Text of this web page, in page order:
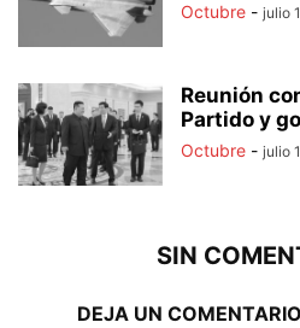
Octubre - julio
Reunión
Partido y
Octubre - julio
SIN
DEJA UN